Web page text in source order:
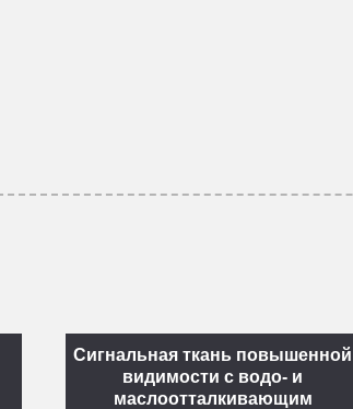
Сигнальная ткань повышенной
видимости с водо- и
маслоотталкивающим